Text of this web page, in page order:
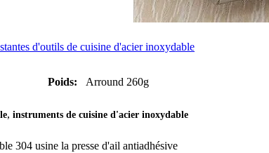
d'outils de cuisine d'acier inoxydable
Poids:
Arround 260g
, instruments de cuisine d'acier inoxydable
304 usine la presse d'ail antiadhésive